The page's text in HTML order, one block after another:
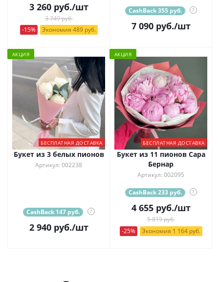
3 260руб./шт
3 749 руб.
-15%
Экономия 489 руб.
CashBack 355 руб. ?
7 090руб./шт
АКЦИЯ
БЕСПЛАТНАЯ ДОСТАВКА
Букет из 3 белых пионов
Артикул: 002238
CashBack 147 руб. ?
2 940руб./шт
АКЦИЯ
БЕСПЛАТНАЯ ДОСТАВКА
Букет из 11 пионов Сара
Бернар
Артикул: 002095
CashBack 233 руб. ?
4 655руб./шт
5 819 руб.
-25%
Экономия 1 164 руб.